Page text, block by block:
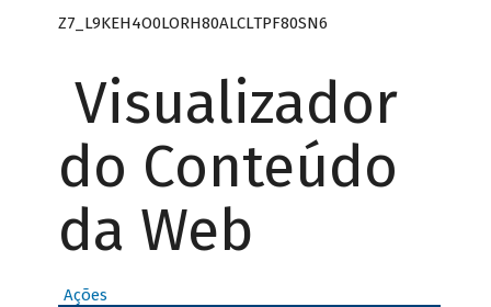
Z7_L9KEH4O0LORH80ALCLTPF80SN6
Visualizador
do Conteúdo
da Web
Ações